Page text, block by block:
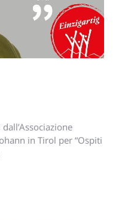
in Tirol per “Ospiti